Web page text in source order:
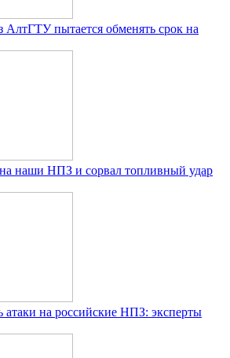
АлтГТУ пытается обменять срок на
наши НПЗ и сорвал топливный удар
атаки на российские НПЗ: эксперты